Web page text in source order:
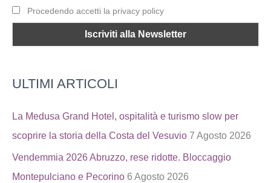
Procedendo accetti la privacy policy
ULTIMI ARTICOLI
La Medusa Grand Hotel, ospitalità e turismo slow per
scoprire la storia della Costa del Vesuvio 7 Agosto 2026
Vendemmia 2026 Abruzzo, rese ridotte. Bloccaggio
Montepulciano e Pecorino 6 Agosto 2026